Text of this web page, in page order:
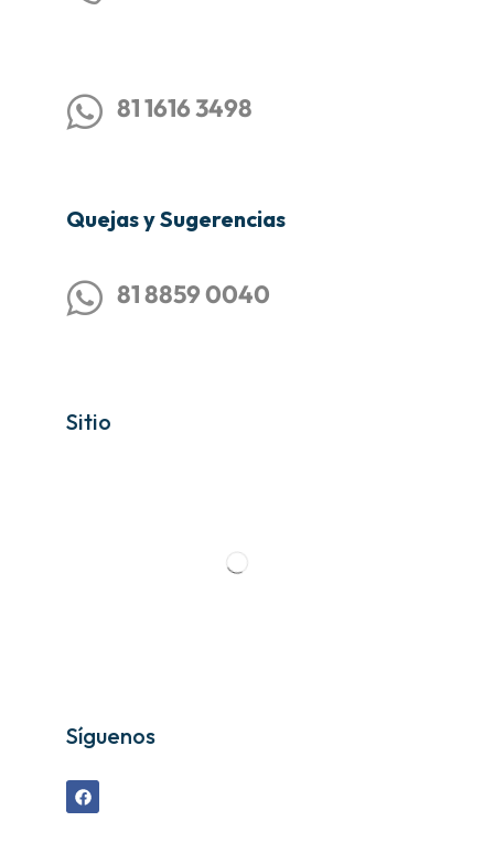
81 1616 3498
Quejas y Sugerencias
81 8859 0040
Sitio
Síguenos